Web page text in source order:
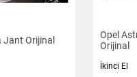
Jant Orijinal
Opel
Orijinal
İkinci El